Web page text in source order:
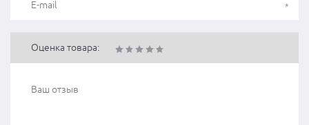
Оценка товара: